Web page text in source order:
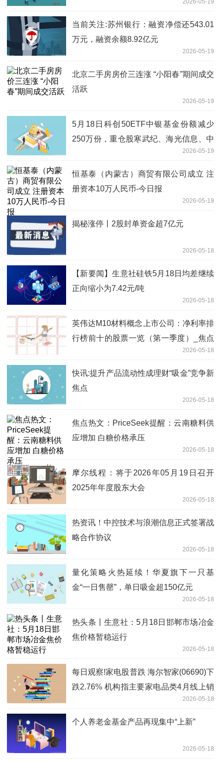
当前关注:苏州银行：融资净偿还543.01
万元，融资余额8.92亿元
2026-05-19
北京二手房房价三连涨 “小阳春”期间成交
活跃
2026-05-19
5月18日科创50ETF中银基金份额减少
250万份，重仓股寒武纪、海光信息、中
2026-05-19
恒基泰（内蒙古）商贸有限公司成立 注
册资本10万人民币-今日报
2026-05-19
揭秘涨停丨2股封单资金超7亿元
2026-05-18
【新要闻】生意社硅铁5月18日均差继续
正向缩小为7.42元/吨
2026-05-18
英伟达M10材料概念上市公司：净利率排
行榜前十的股票一览（第一季度）_焦点
2026-05-18
快讯:提升产品流动性成理财“吸金”竞争新
焦点
2026-05-18
焦点热文：PriceSeek提醒：云南糖料供
应增加 白糖价格承压
2026-05-18
摩尔线程：将于2026年05月19日召开
2025年年度股东大会
2026-05-18
热资讯！中控技术与浪潮信息正式签署战
略合作协议
2026-05-18
量化策略火热延续！华夏旗下一只基
金“一日售罄”，单日吸金超150亿元
2026-05-18
热头条丨生意社：5月18日邯郸市场冶金
焦价格暂稳运行
2026-05-18
每日观察!家电股普跌 海尔智家(06690)下
跌2.76% 机构指主要家电品类4月线上销
2026-05-18
个人养老金基金产品再现集中“上新”
2026-05-18